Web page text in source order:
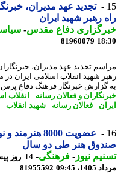
تجدید عهد مدیران،
رهبر شهید ایران
دفاع مقدس-سیاسی-
81960079
تجدید عهد مدیران، خبرنگاران و
شهید انقلاب اسلامی ایران در
خبرنگار فرهنگ دفاع پرس ...
و فعالان رسانه-انقلاب
- فعالان رسانه-شهید انقلاب-
عضویت 8000 هنرمند و
هنر طی دو سال
نیوز-فرهنگی-
09:45
81955592